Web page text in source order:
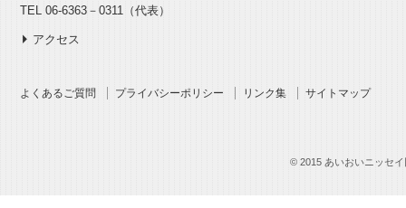
TEL 06-6363－0311（代表）
アクセス
よくあるご質問 プライバシーポリシー リンク集 サイトマップ
© 2015 あいおいニッセ